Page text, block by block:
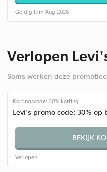
Geldig t/m Aug 2026
Verlopen
Soms werken deze
Kortingscode: 30% korting
Levi's promo code: 30% op
BEKIJK
Verlopen